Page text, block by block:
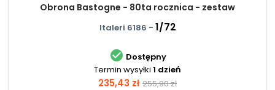
Obrona Bastogne - 80ta rocznica - zestaw
Italeri 6186 - 1/72
 Dostępny
Termin wysyłki 1 dzień
Cena
235,43 zł Cena
255,90 zł